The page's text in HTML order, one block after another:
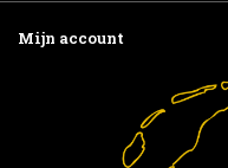
Mijn account